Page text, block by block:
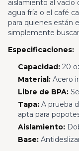
aislamiento al
agua fría o el café
para quienes están
simplemente
Especificaciones:
Capacidad:20
Material:Acero
Libre de BPA:
Tapa:A prueba
apta para
Aislamiento:
Base: